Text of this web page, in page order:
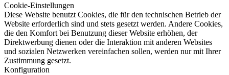
Cookie-Einstellungen
Diese Website benutzt Cookies, die für den technischen Betrieb der
Website erforderlich sind und stets gesetzt werden. Andere Cookies,
die den Komfort bei Benutzung dieser Website erhöhen, der
Direktwerbung dienen oder die Interaktion mit anderen Websites
und sozialen Netzwerken vereinfachen sollen, werden nur mit Ihrer
Zustimmung gesetzt.
Konfiguration